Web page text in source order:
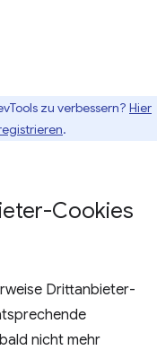
zu verbessern? Hier
.
Cookies
Drittanbieter-
nicht mehr